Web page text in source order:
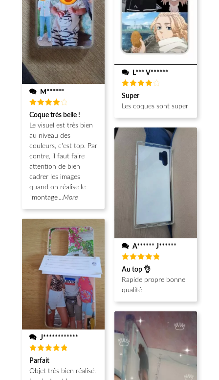
M******
Note4
sur 5
Coque très belle !
Le visuel est très bien
au niveau des
couleurs, c'est top. Par
contre, il faut faire
attention de bien
cadrer les images
quand on réalise le
"montage...More
J************
Note5
sur 5
Parfait
Objet très bien réalisé.
L*** V******
Note
sur 5
Super
Les coques sont super
A****** J******
Note5
sur 5
Au top 👌
Rapide propre bonne
qualité